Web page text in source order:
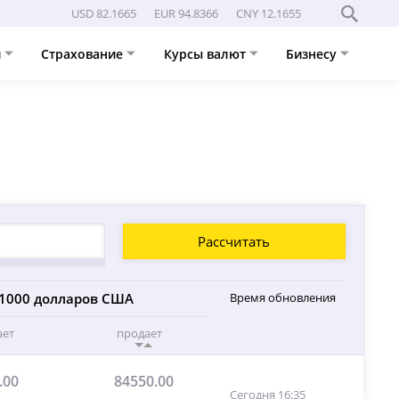
USD 82.1665 EUR 94.8366 CNY 12.1655
Страхование Курсы валют Бизнесу
Рассчитать
долларов США
продает
Время обновления
84550.00
Сегодня 16:35